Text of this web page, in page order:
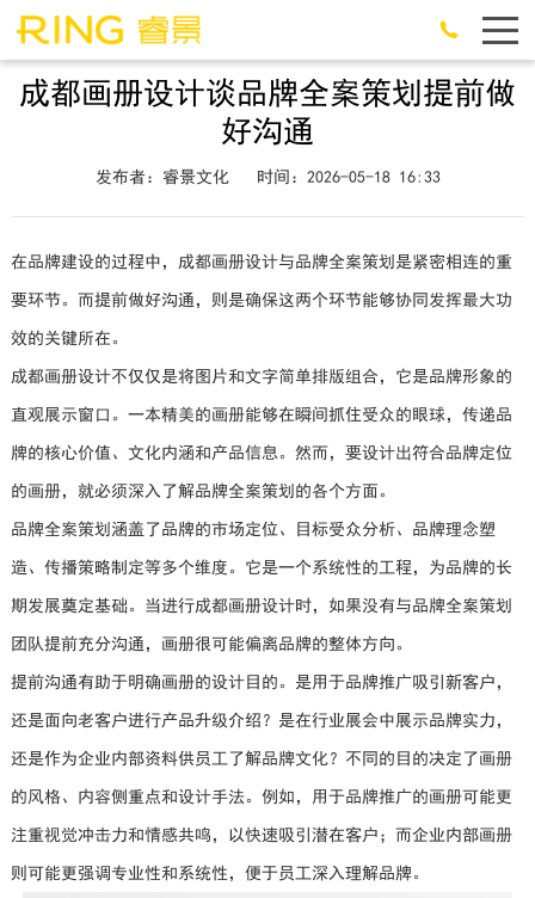
成都画册设计谈品牌全案策划提前做
好沟通
发布者：睿景文化 时间：2026-05-18 16:33
在品牌建设的过程中，成都画册设计与品牌全案策划是紧密相连的重
要环节。而提前做好沟通，则是确保这两个环节能够协同发挥最大功
效的关键所在。
成都画册设计不仅仅是将图片和文字简单排版组合，它是品牌形象的
直观展示窗口。一本精美的画册能够在瞬间抓住受众的眼球，传递品
牌的核心价值、文化内涵和产品信息。然而，要设计出符合品牌定位
的画册，就必须深入了解品牌全案策划的各个方面。
品牌全案策划涵盖了品牌的市场定位、目标受众分析、品牌理念塑
造、传播策略制定等多个维度。它是一个系统性的工程，为品牌的长
期发展奠定基础。当进行成都画册设计时，如果没有与品牌全案策划
团队提前充分沟通，画册很可能偏离品牌的整体方向。
提前沟通有助于明确画册的设计目的。是用于品牌推广吸引新客户，
还是面向老客户进行产品升级介绍？是在行业展会中展示品牌实力，
还是作为企业内部资料供员工了解品牌文化？不同的目的决定了画册
的风格、内容侧重点和设计手法。例如，用于品牌推广的画册可能更
注重视觉冲击力和情感共鸣，以快速吸引潜在客户；而企业内部画册
则可能更强调专业性和系统性，便于员工深入理解品牌。